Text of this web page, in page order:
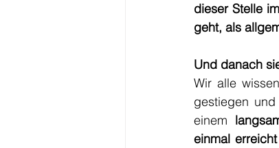
dieser Stelle
geht, als
Und danach
Wir alle
gestiegen
einem
einmal erreicht